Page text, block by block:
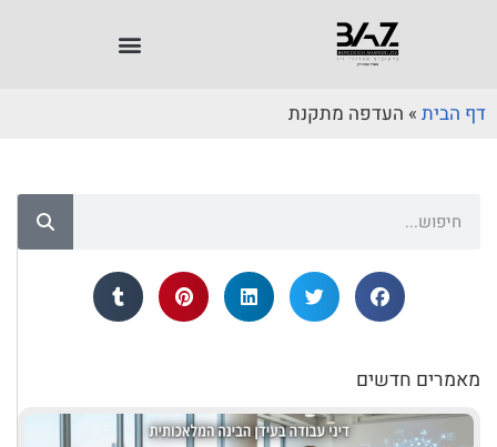
דף הבית » העדפה מתקנת
מאמרים חדשים